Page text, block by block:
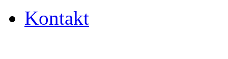
Kontakt